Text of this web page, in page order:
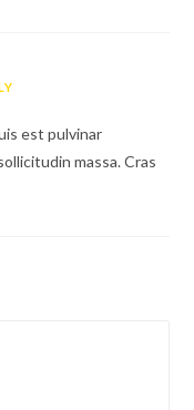
est pulvinar
massa. Cras